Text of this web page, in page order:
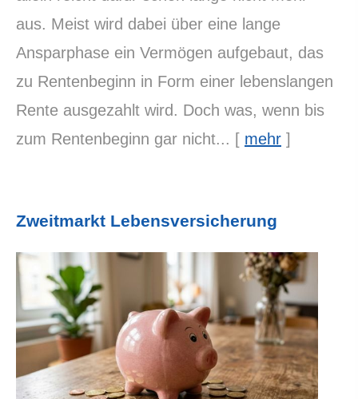
aus. Meist wird dabei über eine lange
Ansparphase ein Vermögen aufgebaut, das
zu Rentenbeginn in Form einer lebenslangen
Rente ausgezahlt wird. Doch was, wenn bis
zum Rentenbeginn gar nicht... [ mehr ]
Zweitmarkt Lebensversicherung